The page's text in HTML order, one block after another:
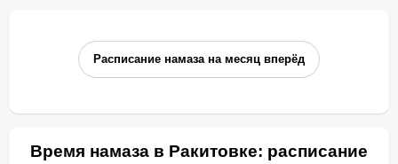
Расписание намаза на месяц вперёд
Время намаза в Ракитовке: расписание